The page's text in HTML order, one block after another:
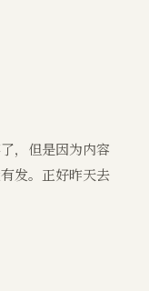
，但是因为内容
发。正好昨天去